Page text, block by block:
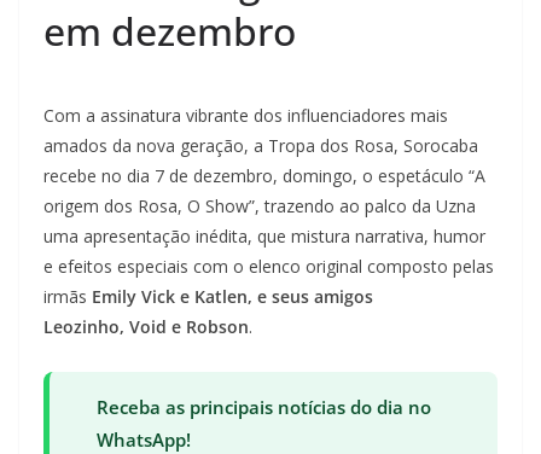
em dezembro
Com a assinatura vibrante dos influenciadores mais
amados da nova geração, a Tropa dos Rosa, Sorocaba
recebe no dia 7 de dezembro, domingo, o espetáculo “A
origem dos Rosa, O Show”, trazendo ao palco da Uzna
uma apresentação inédita, que mistura narrativa, humor
e efeitos especiais com o elenco original composto pelas
irmãs Emily Vick e Katlen, e seus amigos
Leozinho, Void e Robson.
Receba as principais notícias do dia no
WhatsApp!